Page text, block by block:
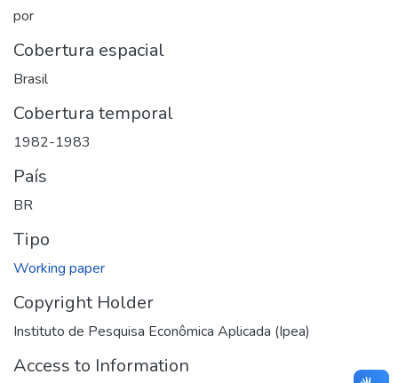
por
Cobertura espacial
Brasil
Cobertura temporal
1982-1983
País
BR
Tipo
Working paper
Copyright Holder
Instituto de Pesquisa Econômica Aplicada (Ipea)
Access to Information